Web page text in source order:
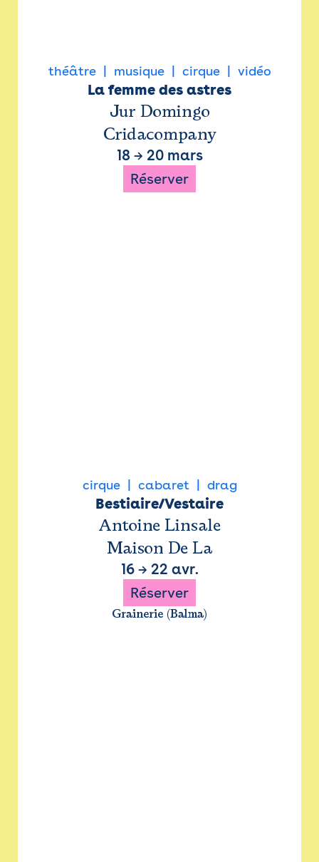
théâtre musique cirque vidéo
La femme des astres
Jur Domingo
Cridacompany
18 → 20 mars
Réserver
cirque cabaret drag
Bestiaire/Vestaire
Antoine Linsale
Maison De La
16→ 22 avr.
Réserver
Grainerie (Balma)